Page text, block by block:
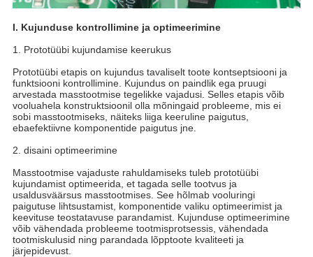
I. Kujunduse kontrollimine ja optimeerimine
1. Prototüübi kujundamise keerukus
Prototüübi etapis on kujundus tavaliselt toote kontseptsiooni ja
funktsiooni kontrollimine. Kujundus on paindlik ega pruugi
arvestada masstootmise tegelikke vajadusi. Selles etapis võib
vooluahela konstruktsioonil olla mõningaid probleeme, mis ei
sobi masstootmiseks, näiteks liiga keeruline paigutus,
ebaefektiivne komponentide paigutus jne.
2. disaini optimeerimine
Masstootmise vajaduste rahuldamiseks tuleb prototüübi
kujundamist optimeerida, et tagada selle tootvus ja
usaldusväärsus masstootmises. See hõlmab vooluringi
paigutuse lihtsustamist, komponentide valiku optimeerimist ja
keevituse teostatavuse parandamist. Kujunduse optimeerimine
võib vähendada probleeme tootmisprotsessis, vähendada
tootmiskulusid ning parandada lõpptoote kvaliteeti ja
järjepidevust.